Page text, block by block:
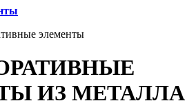
элементы
ИЗ МЕТАЛЛА